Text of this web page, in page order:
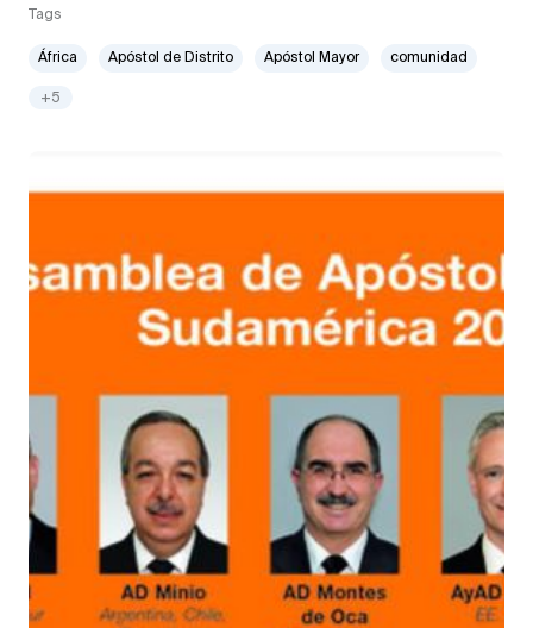
Tags
África Apóstol de Distrito Apóstol Mayor comunidad
+5